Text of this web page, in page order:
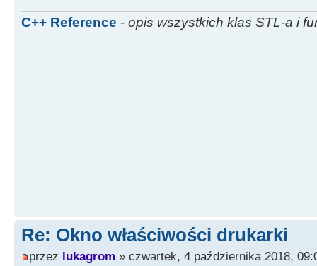
C++ Reference - opis wszystkich klas STL-a i
Re: Okno właściwości drukarki
przez lukagrom » czwartek, 4 października 2018,